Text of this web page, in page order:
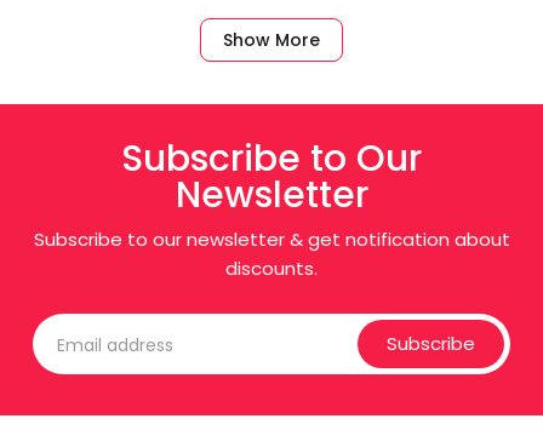
Show More
Subscribe to Our
Newsletter
Subscribe to our newsletter & get notification about
discounts.
Subscribe